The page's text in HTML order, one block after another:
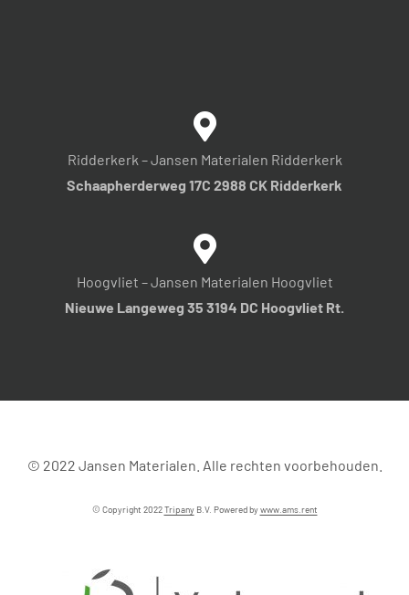
Ridderkerk – Jansen Materialen Ridderkerk
Schaapherderweg 17C 2988 CK Ridderkerk
Hoogvliet – Jansen Materialen Hoogvliet
Nieuwe Langeweg 35 3194 DC Hoogvliet Rt.
© 2022 Jansen Materialen. Alle rechten voorbehouden.
© Copyright 2022TripanyB.V. Powered bywww.ams.rent